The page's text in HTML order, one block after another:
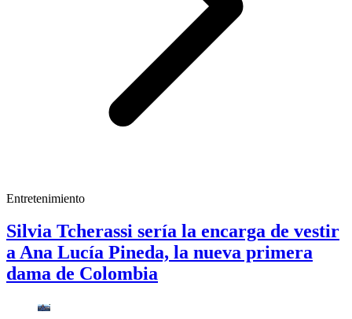
Entretenimiento
Silvia Tcherassi sería la encarga de vestir
a Ana Lucía Pineda, la nueva primera
dama de Colombia